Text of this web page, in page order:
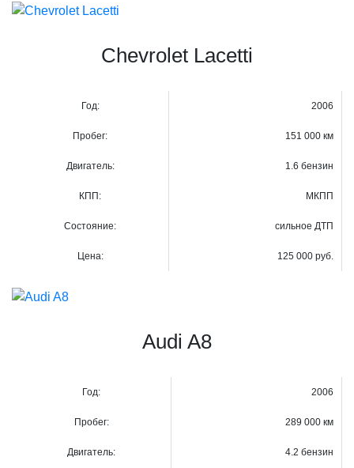
Chevrolet Lacetti
Год: 2006
Пробег: 151 000 км
Двигатель: 1.6 бензин
КПП: МКПП
Состояние: сильное ДТП
Цена: 125 000 руб.
Audi A8
Год: 2006
Пробег: 289 000 км
Двигатель: 4.2 бензин